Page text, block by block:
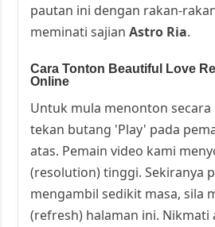
pautan ini dengan rakan-
meminati sajianAstro Ria.
Cara Tonton Beautiful Love
Online
Untuk mula menonton secara
tekan butang 'Play' pada
atas. Pemain video kami
(resolution) tinggi. Sekiranya
mengambil sedikit masa, sila
(refresh) halaman ini. Nikmati